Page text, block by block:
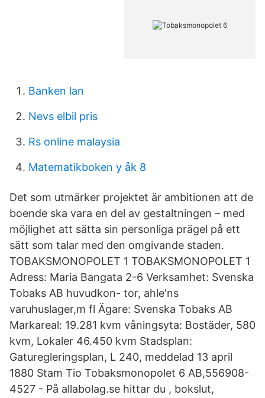
Banken lan
Nevs elbil pris
Rs online malaysia
Matematikboken y åk 8
Det som utmärker projektet är ambitionen att de
boende ska vara en del av gestaltningen – med
möjlighet att sätta sin personliga prägel på ett
sätt som talar med den omgivande staden.
TOBAKSMONOPOLET 1 TOBAKSMONOPOLET 1
Adress: Maria Bangata 2-6 Verksamhet: Svenska
Tobaks AB huvudkon- tor, ahle'ns
varuhuslager,m fl Ägare: Svenska Tobaks AB
Markareal: 19.281 kvm våningsyta: Bostäder, 580
kvm, Lokaler 46.450 kvm Stadsplan:
Gaturegleringsplan, L 240, meddelad 13 april
1880 Stam Tio Tobaksmonopolet 6 AB,556908-
4527 - På allabolag.se hittar du , bokslut,